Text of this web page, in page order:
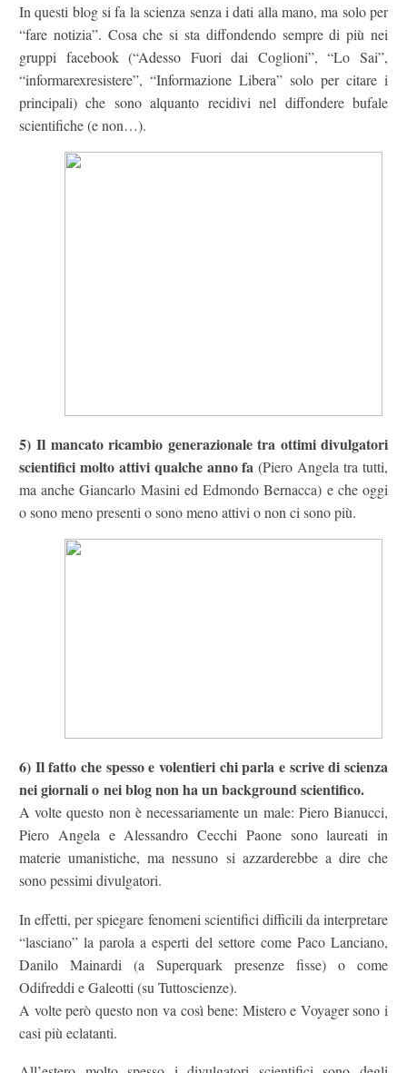
In questi blog si fa la scienza senza i dati alla mano, ma solo per
“fare notizia”. Cosa che si sta diffondendo sempre di più nei
gruppi facebook (“Adesso Fuori dai Coglioni”, “Lo Sai”,
“informarexresistere”, “Informazione Libera” solo per citare i
principali) che sono alquanto recidivi nel diffondere bufale
scientifiche (e non…).
5) Il mancato ricambio generazionale tra ottimi divulgatori
scientifici molto attivi qualche anno fa (Piero Angela tra tutti,
ma anche Giancarlo Masini ed Edmondo Bernacca) e che oggi
o sono meno presenti o sono meno attivi o non ci sono più.
6) Il fatto che spesso e volentieri chi parla e scrive di scienza
nei giornali o nei blognon ha un background scientifico.
A volte questo non è necessariamente un male: Piero Bianucci,
Piero Angela e Alessandro Cecchi Paone sono laureati in
materie umanistiche, ma nessuno si azzarderebbe a dire che
sono pessimi divulgatori.
In effetti, per spiegare fenomeni scientifici difficili da interpretare
“lasciano” la parola a esperti del settore come Paco Lanciano,
Danilo Mainardi (a Superquark presenze fisse) o come
Odifreddi e Galeotti (su Tuttoscienze).
A volte però questo non va così bene: Mistero e Voyager sono i
casi più eclatanti.